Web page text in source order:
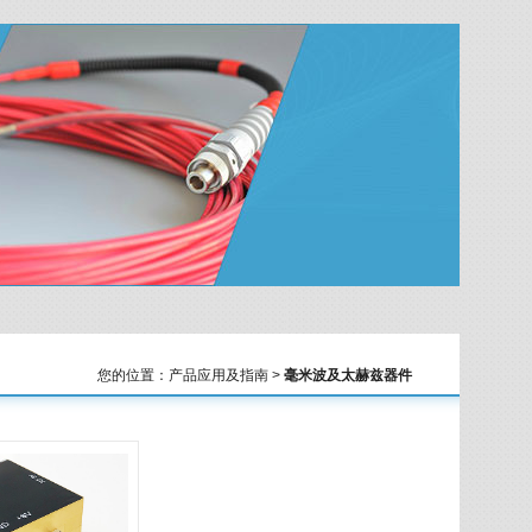
您的位置：产品应用及指南 > 毫米波及太赫兹器件